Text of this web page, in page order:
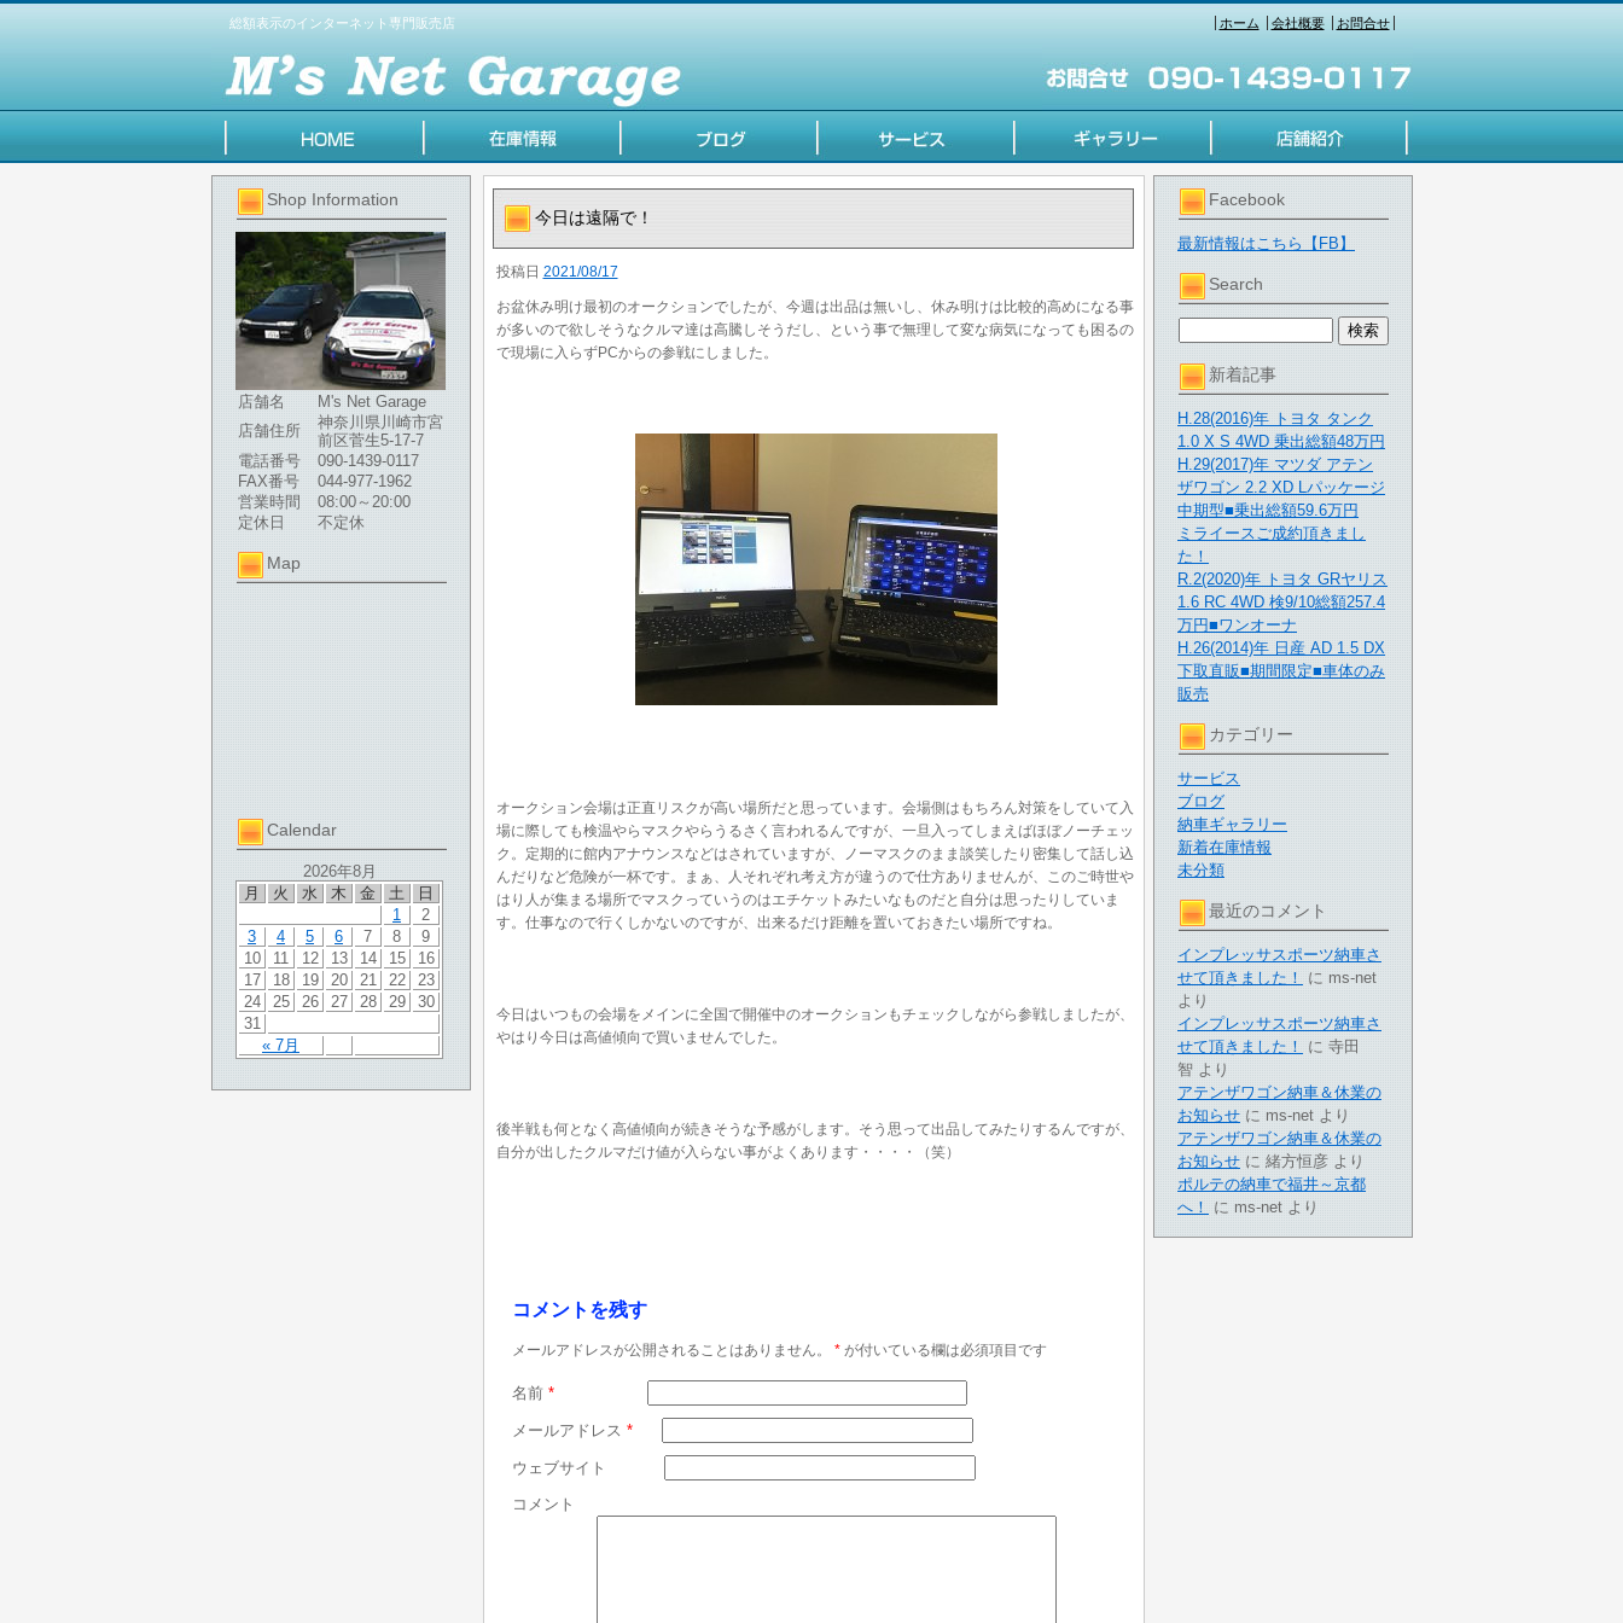
総額表示のインターネット専門販売店 ホーム 会社概要 お問合せ
Shop Information
店舗名
M's Net Garage
店舗住所
神奈川県川崎市宮
前区菅生5-17-7
電話番号
090-1439-0117
FAX番号
044-977-1962
営業時間
08:00～20:00
定休日
不定休
Map
Calendar
2026年8月
月
火 水 木 金 土 日
« 7月
1
2
3
4 5 6 7 8
9
10
11 12 13 14 15
16
17
18 19 20 21 22
23
24
25 26 27 28 29
30
31
Facebook
最新情報はこちら【FB】
Search
新着記事
H.28(2016)年 トヨタ タンク
1.0 X S 4WD 乗出総額48万円
H.29(2017)年 マツダ アテン
ザワゴン 2.2 XD Lパッケージ
中期型■乗出総額59.6万円
ミライースご成約頂きまし
た！
R.2(2020)年 トヨタ GRヤリス
1.6 RC 4WD 検9/10総額257.4
万円■ワンオーナ
H.26(2014)年 日産 AD 1.5 DX
下取直販■期間限定■車体のみ
販売
カテゴリー
サービス
ブログ
納車ギャラリー
新着在庫情報
未分類
最近のコメント
インプレッサスポーツ納車さ
せて頂きました！
に ms-net
より
インプレッサスポーツ納車さ
せて頂きました！
に 寺田
智 より
アテンザワゴン納車＆休業の
お知らせ に ms-net より
アテンザワゴン納車＆休業の
お知らせ に 緒方恒彦 より
ポルテの納車で福井～京都
へ！
に ms-net より
今日は遠隔で！
投稿日 2021/08/17
お盆休み明け最初のオークションでしたが、今週は出品は無いし、休み明けは比較的高めになる事
が多いので欲しそうなクルマ達は高騰しそうだし、という事で無理して変な病気になっても困るの
で現場に入らずPCからの参戦にしました。
オークション会場は正直リスクが高い場所だと思っています。会場側はもちろん対策をしていて入
場に際しても検温やらマスクやらうるさく言われるんですが、一旦入ってしまえばほぼノーチェッ
ク。定期的に館内アナウンスなどはされていますが、ノーマスクのまま談笑したり密集して話し込
んだりなど危険が一杯です。まぁ、人それぞれ考え方が違うので仕方ありませんが、このご時世や
はり人が集まる場所でマスクっていうのはエチケットみたいなものだと自分は思ったりしていま
す。仕事なので行くしかないのですが、出来るだけ距離を置いておきたい場所ですね。
今日はいつもの会場をメインに全国で開催中のオークションもチェックしながら参戦しましたが、
やはり今日は高値傾向で買いませんでした。
後半戦も何となく高値傾向が続きそうな予感がします。そう思って出品してみたりするんですが、
自分が出したクルマだけ値が入らない事がよくあります・・・・（笑）
コメントを残す
メールアドレスが公開されることはありません。 *が付いている欄は必須項目です
名前 *
メールアドレス *
ウェブサイト
コメント